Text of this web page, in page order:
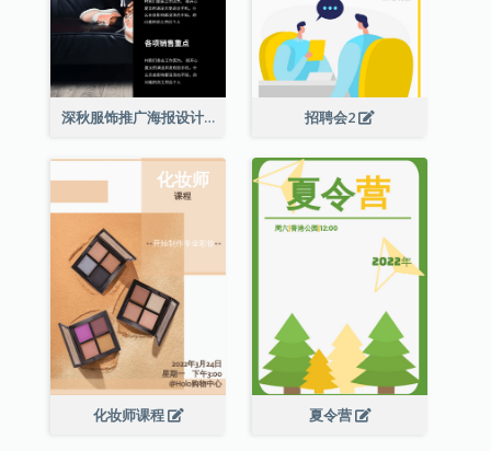
深秋服饰推广海报设计 招聘会2
化妆师课程 夏令营